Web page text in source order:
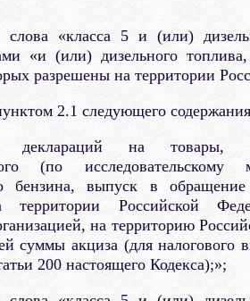
«класса 5 и (или)
«и (или) дизельного
разрешены на территории
2.1 следующего
деклараций на товары,
(по
бензина, выпуск в
Российской
на территорию
суммы акциза (для налогового
200 настоящего Кодекса);»;